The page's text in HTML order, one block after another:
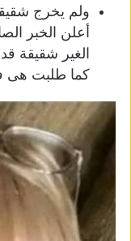
ولم يخرج
أعلن الخبر
الغير شقيقة
كما طلبت هى